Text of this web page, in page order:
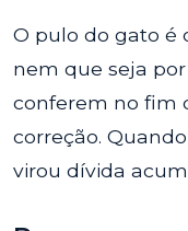
O pulo do gato é
nem que seja
conferem no fim
correção.
virou dívida